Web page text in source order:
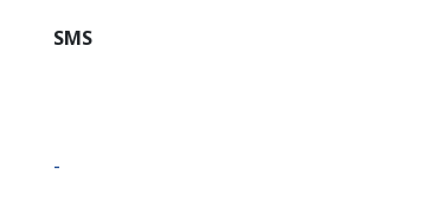
SMS
-